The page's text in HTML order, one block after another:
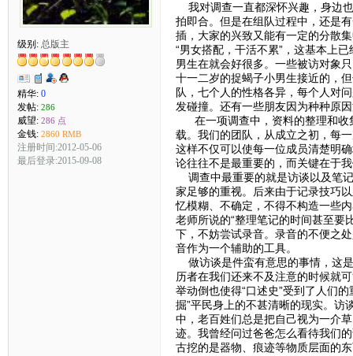
级别: 总版主
精华: 0
发帖: 286
威望: 286 点
金钱: 2860 RMB
注册时间:2012-05-06
最后登录:2015-09-08
我对调查一直都深怀兴趣，身边
拍即合。但是在组队过程中，还是
插，大家的兴致又能有一定的分散
“男女搭配，干活不累”，这基本上
男生在就会好很多。一些被访对象
十一二岁的捉蝎子小男生接近的，
队，七个人的性格各异，每个人对
发碰撞。还有一些朋友因为种种原
在一项调查中，资料的整理和收
载。我们的团队，从成立之初，每
这样不仅可以使每一位成员清楚明
论往往不是最重要的，而关键在于
调查中最重要的就是访谈以及笔
家足够的重视。后来由于记录技巧
忆模糊、不确定，不得不构造一些
老师所说的“整理笔记的时间甚至要
下，不妨尝试录音。录音的不便之
音作为一个辅助的工具。
做访谈是件蛮有意思的事情，这
历者在我们还来不及注意的时候就
举动倒也使得“口述史”受到了人们
掘”平民身上的不甚清晰的现实。访
中，老百姓们总是把自己视为一介
迹。我曾经问过爸爸怎么看待我们
古挖的是器物、痕迹等物质层面的